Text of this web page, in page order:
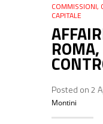
COMMISSIONI,
CAPITALE
Posted on 2
Montini